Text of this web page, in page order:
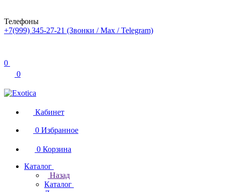
Телефоны
+7(999) 345-27-21 (Звонки / Max / Telegram)
0
0
Кабинет
0 Избранное
0 Корзина
Каталог
Назад
Каталог